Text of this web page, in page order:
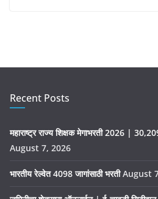
Recent Posts
महाराष्ट्र राज्य शिक्षक मेगाभरती 2026 |
August 7, 2026
भारतीय रेल्वेत 4098 जागांसाठी भरती August